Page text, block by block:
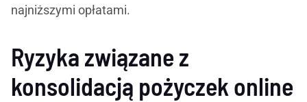
najniższymi opłatami.
Ryzyka związane z
konsolidacją pożyczek online